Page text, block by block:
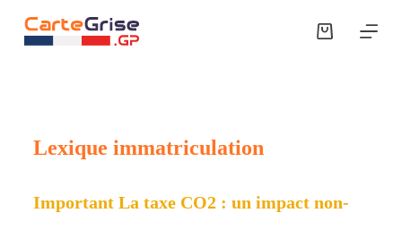
P
Lexique immatriculation
Important La taxe CO2 : un impact non-